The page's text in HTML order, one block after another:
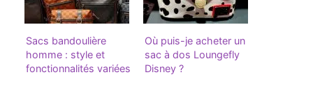
Sacs bandoulière
homme : style et
fonctionnalités variées
Où puis-je acheter un
sac à dos Loungefly
Disney ?